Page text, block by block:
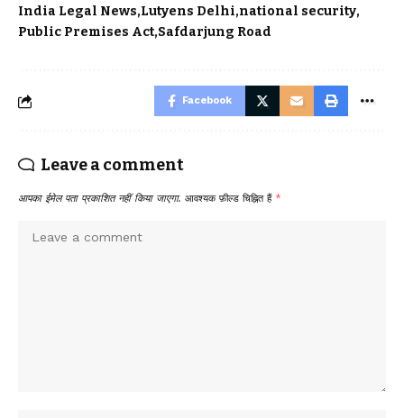
India Legal News Lutyens Delhi national security
Public Premises Act Safdarjung Road
Facebook
Leave a comment
आपका ईमेल पता प्रकाशित नहीं किया जाएगा. आवश्यक फ़ील्ड चिह्नित हैं *